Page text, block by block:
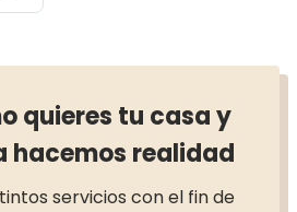
quieres tu casa y
hacemos realidad
servicios con el fin de